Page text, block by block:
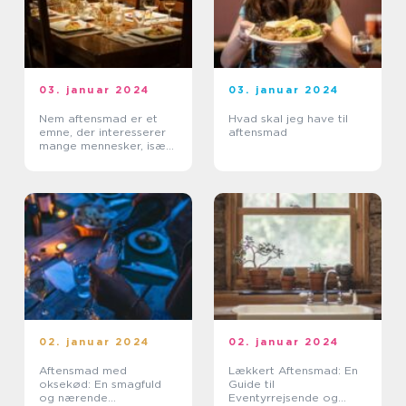
03. januar 2024
Nem aftensmad er et
emne, der interesserer
mange mennesker, især
arbejdet eller sk...
03. januar 2024
Hvad skal jeg have til
aftensmad
02. januar 2024
Aftensmad med
oksekød: En smagfuld
og nærende
02. januar 2024
Lækkert Aftensmad: En
Guide til
Eventyrrejsende og